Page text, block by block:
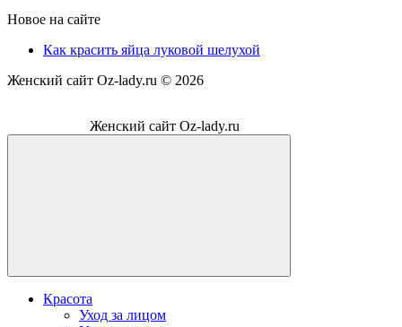
Новое на сайте
Как красить яйца луковой шелухой
Женский сайт Oz-lady.ru © 2026
Женский сайт Oz-lady.ru
Красота
Уход за лицом